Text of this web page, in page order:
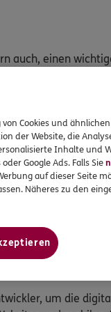
auch, einen
und
haben, um
Deshalb wird
und mobilen
Nutzer
um die
Cookies und
der Website, die
Inhalte und
Google Ads. Falls Sie
auf dieser Seite
Näheres zu den